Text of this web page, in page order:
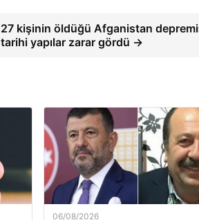
27 kişinin öldüğü Afganistan
tarihi yapılar zarar gördü →
06/08/2026